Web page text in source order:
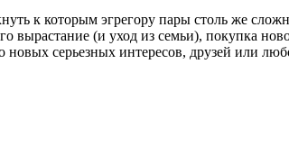
к которым эгрегору пары столь же
вырастание (и уход из семьи), покупка
серьезных интересов, друзей или